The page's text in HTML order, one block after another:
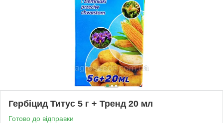
Гербіцид Титус 5 г + Тренд 20 мл
Готово до відправки